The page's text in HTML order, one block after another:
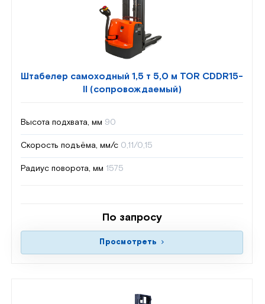
Штабелер самоходный 1,5 т 5,0 м TOR CDDR15-
II (сопровождаемый)
Высота подхвата, мм 90
Скорость подъёма, мм/с 0,11/0,15
Радиус поворота, мм 1575
По запросу
Просмотреть